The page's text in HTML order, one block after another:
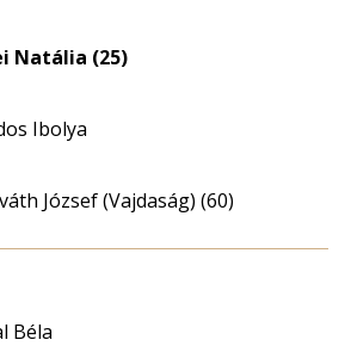
Natália (25)
Ibolya
József (Vajdaság) (60)
Béla